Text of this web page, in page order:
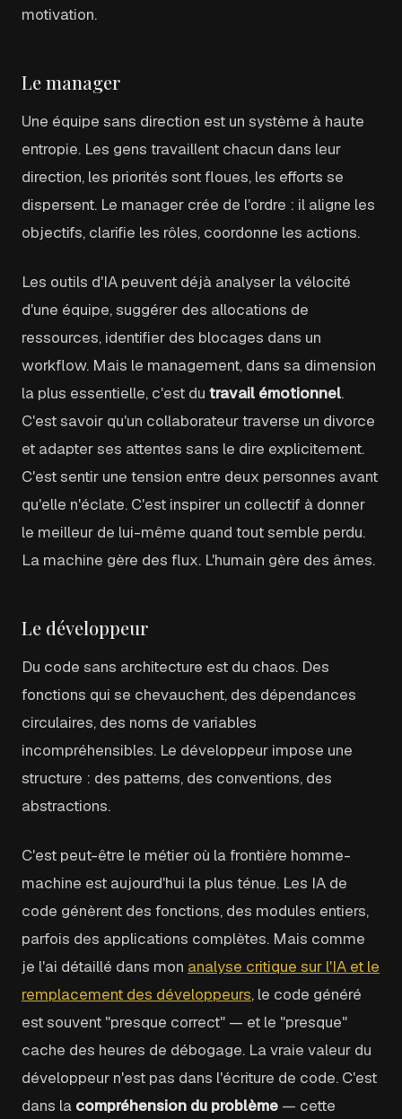
motivation.
Le manager
Une équipe sans direction est un système à haute
entropie. Les gens travaillent chacun dans leur
direction, les priorités sont floues, les efforts se
dispersent. Le manager crée de l'ordre : il aligne les
objectifs, clarifie les rôles, coordonne les actions.
Les outils d'IA peuvent déjà analyser la vélocité
d'une équipe, suggérer des allocations de
ressources, identifier des blocages dans un
workflow. Mais le management, dans sa dimension
la plus essentielle, c'est du travail émotionnel.
C'est savoir qu'un collaborateur traverse un divorce
et adapter ses attentes sans le dire explicitement.
C'est sentir une tension entre deux personnes avant
qu'elle n'éclate. C'est inspirer un collectif à donner
le meilleur de lui-même quand tout semble perdu.
La machine gère des flux. L'humain gère des âmes.
Le développeur
Du code sans architecture est du chaos. Des
fonctions qui se chevauchent, des dépendances
circulaires, des noms de variables
incompréhensibles. Le développeur impose une
structure : des patterns, des conventions, des
abstractions.
C'est peut-être le métier où la frontière homme-
machine est aujourd'hui la plus ténue. Les IA de
code génèrent des fonctions, des modules entiers,
parfois des applications complètes. Mais comme
je l'ai détaillé dans mon analyse critique sur l'IA et le
remplacement des développeurs, le code généré
est souvent "presque correct" — et le "presque"
cache des heures de débogage. La vraie valeur du
développeur n'est pas dans l'écriture de code. C'est
dans la compréhension du problème — cette